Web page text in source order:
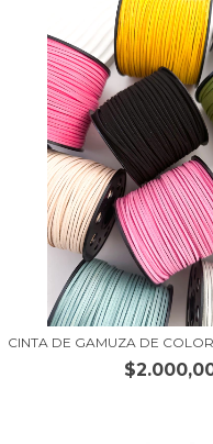
CINTA DE GAMUZA DE